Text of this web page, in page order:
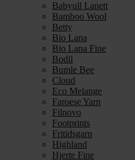
Babyull Lanett
Bamboo Wool
Betty
Bio Lana
Bio Lana Fine
Bodil
Bumle Bee
Cloud
Eco Melange
Faroese Yarn
Filnovo
Footprints
Fritidsgarn
Highland
Hjerte Fine